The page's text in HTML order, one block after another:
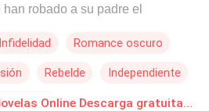
robado a su padre el
no pueden pagar. Es allí
de la chica, decide ayudarla,
debe casarse con él. Ahora su
Infidelidad Romance oscuro
Rebelde Independiente
Contrato Infelizmente casada Novelas Online Descarga gratuita de PDF